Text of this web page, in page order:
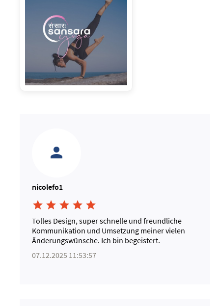
nicolefo1
    
Tolles Design, super schnelle und freundliche
Kommunikation und Umsetzung meiner vielen
Änderungswünsche. Ich bin begeistert.
07.12.2025 11:53:57